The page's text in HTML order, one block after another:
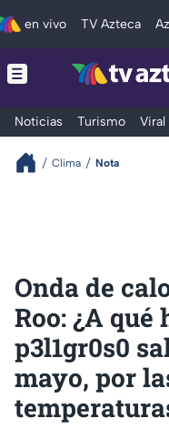
en vivo TV Azteca
Noticias Turismo Viral
Clima Nota
Onda de
Roo: ¿A qué
p3l1gr0s0
mayo, por